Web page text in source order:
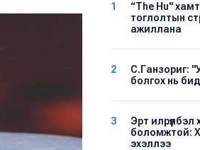
1
“The Hu"
тоглолтын
ажиллана
2
С.Ганзориг:
болгох нь
3
Эрт
боломжтой:
эхэллээ